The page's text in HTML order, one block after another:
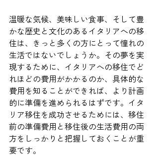
温暖な気候、美味しい食事、そして豊
かな歴史と文化のあるイタリアへの移
住は、きっと多くの方にとって憧れの
生活ではないでしょうか。その夢を実
現するために、イタリアへの移住でど
れほどの費用がかかるのか、具体的な
費用を知ることができれば、より計画
的に準備を進められるはずです。イタ
リア移住を成功させるためには、移住
前の準備費用と移住後の生活費用の両
方をしっかりと把握しておくことが重
要です。